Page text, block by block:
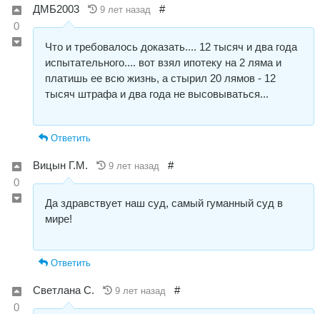
0
ДМБ2003 9 лет назад #
Что и требовалось доказать.... 12 тысяч и два года
испытательного.... вот взял ипотеку на 2 ляма и
платишь ее всю жизнь, а стырил 20 лямов - 12
тысяч штрафа и два года не высовываться...
Ответить
0
Вицын Г.М. 9 лет назад #
Да здравствует наш суд, самый гуманный суд в
мире!
Ответить
0
Светлана С. 9 лет назад #